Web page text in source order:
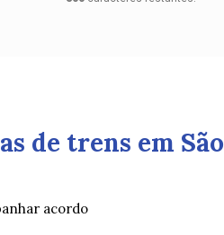
de trens em São
acordo